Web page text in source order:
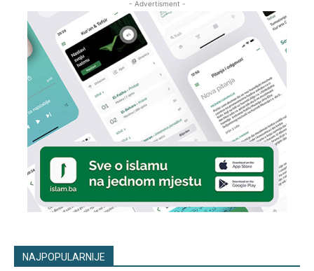
- Advertisment -
NAJPOPULARNIJE